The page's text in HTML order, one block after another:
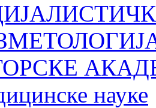
науке